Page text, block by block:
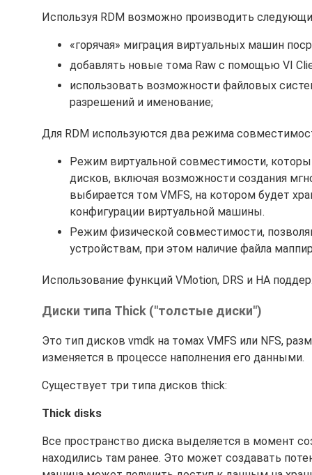
Используя RDM возможно производить
«горячая» миграция виртуальных машин
добавлять новые тома Raw с помощью VI
использовать возможности файловых
разрешений и именование;
Для RDM используются два режима
Режим виртуальной совместимости,
дисков, включая возможности создания
выбирается том VMFS, на котором будет
конфигурации виртуальной машины.
Режим физической совместимости,
устройствам, при этом наличие файла
Использование функций VMotion, DRS и HA
Диски типа Thick ("толстые диски")
Это тип дисков vmdk на томах VMFS или NFS,
изменяется в процессе наполнения его данными.
Существует три типа дисков thick:
Thick disks
Все пространство диска выделяется в момент
находились там ранее. Это может создавать